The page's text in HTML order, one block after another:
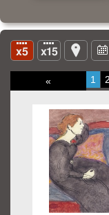
« 1 2